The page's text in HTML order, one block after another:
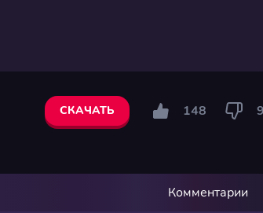
СКАЧАТЬ 148
Комментарии